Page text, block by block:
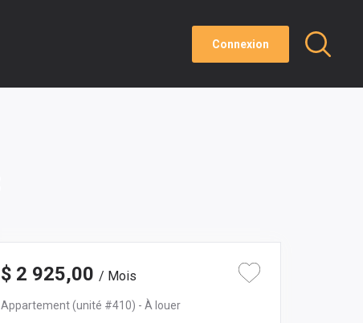
Connexion
$ 2 925,00 / Mois
Appartement(unité #410) - À louer